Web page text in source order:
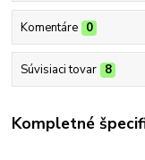
Komentáre 0
Súvisiaci tovar 8
Kompletné